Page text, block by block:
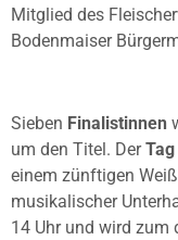
Mitglied des
Bodenmaiser
Sieben Finalistinnen
um den Titel. Der
einem zünftigen
musikalischer
14 Uhr und wird